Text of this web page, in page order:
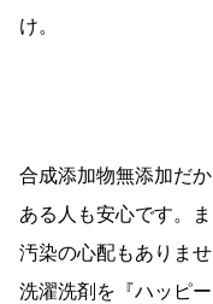
け。
合成添加物無添加だ
ある人も安心です。
汚染の心配もありま
洗濯洗剤を『ハッピ